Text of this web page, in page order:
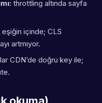
throttling altında sayfa
içinde; CLS
artmıyor.
CDN’de doğru key ile;